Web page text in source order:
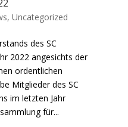
, Uncategorized
des SC
2022 angesichts der
ordentlichen
Mitglieder des SC
im letzten Jahr
für...